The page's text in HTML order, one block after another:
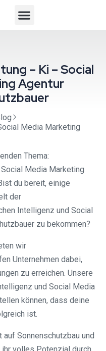
– Ki – Social
Agentur
Media Marketing
Thema:
Media Marketing
du bereit, einige
der
Intelligenz und Social
zu bekommen?
wir
Unternehmen dabei,
zu erreichen. Unsere
und Social Media
können, dass deine
ist.
Sonnenschutzbau und